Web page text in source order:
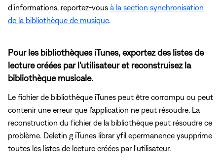
d'informations, reportez-vous à la section synchronisation
de la bibliothèque de musique.
Pour les bibliothèques iTunes, exportez des listes de
lecture créées par l'utilisateur et reconstruisez la
bibliothèque musicale.
Le fichier de bibliothèque iTunes peut être corrompu ou peut
contenir une erreur que l'application ne peut résoudre. La
reconstruction du fichier de la bibliothèque peut résoudre ce
problème. Deletin g iTunes librar yfil epermanence ysupprime
toutes les listes de lecture créées par l'utilisateur.